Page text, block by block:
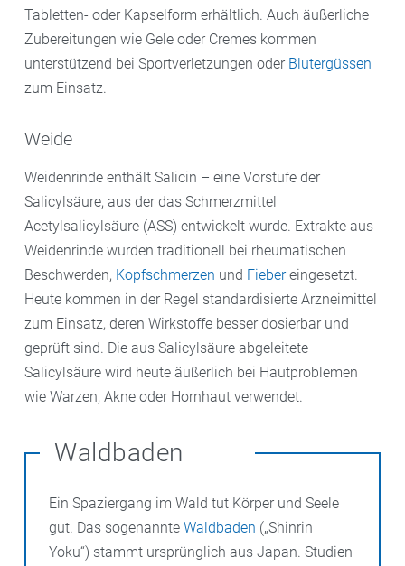
Tabletten- oder Kapselform erhältlich. Auch äußerliche
Zubereitungen wie Gele oder Cremes kommen
unterstützend bei Sportverletzungen oder Blutergüssen
zum Einsatz.
Weide
Weidenrinde enthält Salicin – eine Vorstufe der
Salicylsäure, aus der das Schmerzmittel
Acetylsalicylsäure (ASS) entwickelt wurde. Extrakte aus
Weidenrinde wurden traditionell bei rheumatischen
Beschwerden, Kopfschmerzen und Fiebereingesetzt.
Heute kommen in der Regel standardisierte Arzneimittel
zum Einsatz, deren Wirkstoffe besser dosierbar und
geprüft sind. Die aus Salicylsäure abgeleitete
Salicylsäure wird heute äußerlich bei Hautproblemen
wie Warzen, Akne oder Hornhaut verwendet.
Waldbaden
Ein Spaziergang im Wald tut Körper und Seele
gut. Das sogenannte Waldbaden („Shinrin
Yoku“) stammt ursprünglich aus Japan. Studien